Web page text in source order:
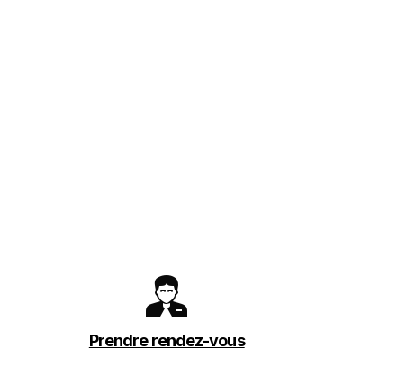
Prendre rendez-vous